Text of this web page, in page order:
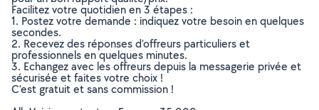
Facilitez votre quotidien en 3 étapes :
1. Postez votre demande : indiquez votre besoin en quelques
secondes.
2. Recevez des réponses d’offreurs particuliers et
professionnels en quelques minutes.
3. Echangez avec les offreurs depuis la messagerie privée et
sécurisée et faites votre choix !
C’est gratuit et sans commission !